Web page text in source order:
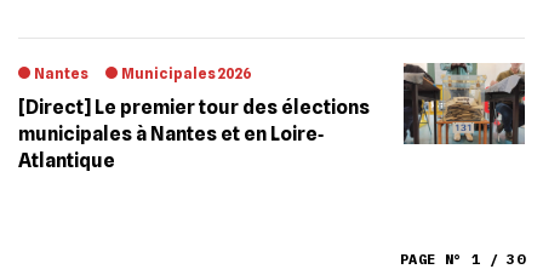
Nantes Municipales 2026
[Direct] Le premier tour des élections
municipales à Nantes et en Loire‐
Atlantique
PAGE N° 1 / 30